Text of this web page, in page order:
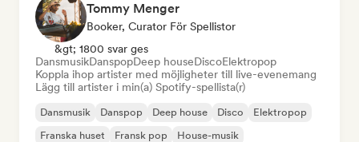
Tommy Menger
Booker, Curator För Spellistor
&gt; 1800 svar ges
DansmusikDanspopDeep houseDiscoElektropop
Koppla ihop artister med möjligheter till live-evenemang
Lägg till artister i min(a) Spotify-spellista(r)
Dansmusik Danspop Deep house Disco
Elektropop
Franska huset
Fransk pop House-musik